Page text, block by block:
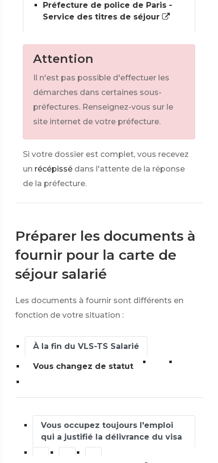
Préfecture de police de Paris -
Service des titres de séjour
Attention
Il n'est pas possible d'effectuer les
démarches dans certaines sous-
préfectures. Renseignez-vous sur le
site internet de votre préfecture.
Si votre dossier est complet, vous recevez
un récépissé dans l'attente de la réponse
de la préfecture.
Préparer les documents à
fournir pour la carte de
séjour salarié
Les documents à fournir sont différents en
fonction de votre situation :
À la fin du VLS-TS Salarié
Vous changez de statut
Vous occupez toujours l'emploi
qui a justifié la délivrance du visa